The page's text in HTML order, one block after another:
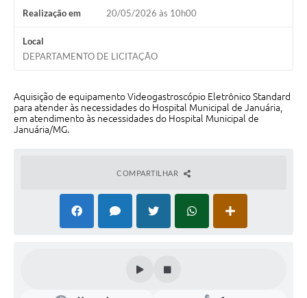
Enquete
SIC
Realização em 20/05/2026 às 10h00
Local
DEPARTAMENTO DE LICITAÇÃO
Aquisição de equipamento Videogastroscópio Eletrônico Standard
para atender às necessidades do Hospital Municipal de Januária,
em atendimento às necessidades do Hospital Municipal de
Januária/MG.
COMPARTILHAR